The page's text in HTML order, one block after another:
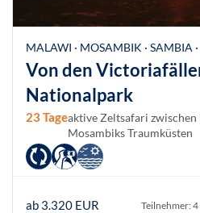
MALAWI · MOSAMBIK · SAMBIA
Von den
Nationalpark
23 Tageaktive Zeltsafari zwischen
Mosambiks Traumküsten
ab 3.320 EUR Teilnehmer: 4